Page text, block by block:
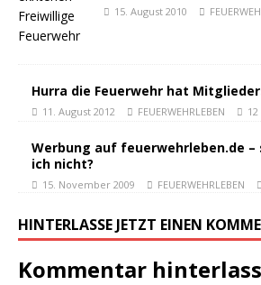
15. August 2010
Hurra die Feuerwehr hat
11. August 2012 FEUERWEHRLEBEN 12
Werbung auf feuerwehrleben.de –
ich nicht?
15. November 2009 FEUERWEHRLEBEN
HINTERLASSE JETZT EINEN
Kommentar